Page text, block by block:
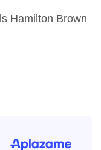
Hamilton Brown
cantidad